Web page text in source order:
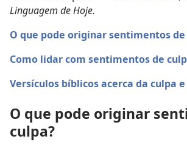
Linguagem de Hoje.
O que pode originar sentimentos de
Como lidar com sentimentos de
Versículos bíblicos acerca da culpa
O que pode originar
culpa?